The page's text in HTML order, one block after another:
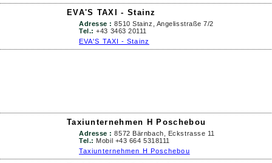
EVA'S TAXI - Stainz
Adresse :8510 Stainz, Angelisstraße 7/2
Tel.:+43 3463 20111
EVA'S TAXI - Stainz
Taxiunternehmen H Poschebou
Adresse :8572 Bärnbach, Eckstrasse 11
Tel.: Mobil +43 664 5318111
Taxiunternehmen H Poschebou